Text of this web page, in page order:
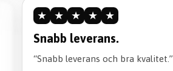
★ ★ ★ ★ ★
Snabb leverans.
“Snabb leverans och bra kvalitet.”